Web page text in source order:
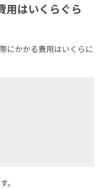
用はいくらぐら
にかかる費用はいくらに
。